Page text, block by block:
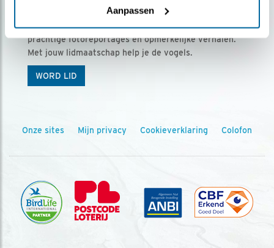
Aanpassen
Ontvang 5 x Vogels voor € 36,00 per jaar
Vogels is het tijdschrift voor onze leden, met
prachtige fotoreportages en opmerkelijke verhalen.
Met jouw lidmaatschap help je de vogels.
WORD LID
Onze sites Mijn privacy Cookieverklaring Colofon